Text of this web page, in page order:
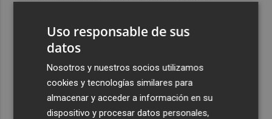
con cinco días de actividades
La Todolella recibe 340.000 euros del Consell para
reabrir la ermita de Sant Cristòfol tras su cierre en 2021
El Xixo Xixero llena de tradición y ambiente la Playa
Casablanca de Almenara
Uso responsable de sus
datos
Nosotros y nuestros socios utilizamos
cookies y tecnologías similares para
almacenar y acceder a información en su
dispositivo y procesar datos personales,